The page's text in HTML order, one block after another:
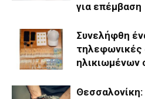
για επέμβαση
Συνελήφθη
τηλεφωνικές
ηλικιωμένων